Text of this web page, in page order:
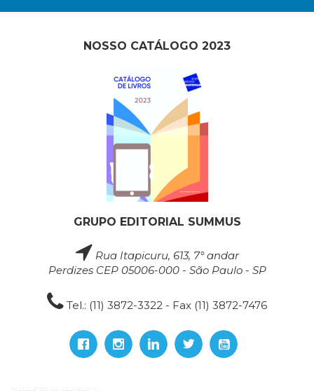
NOSSO CATÁLOGO 2023
GRUPO EDITORIAL SUMMUS
Rua Itapicuru, 613, 7° andar
Perdizes CEP 05006-000 - São Paulo - SP
Tel.: (11) 3872-3322 - Fax (11) 3872-7476